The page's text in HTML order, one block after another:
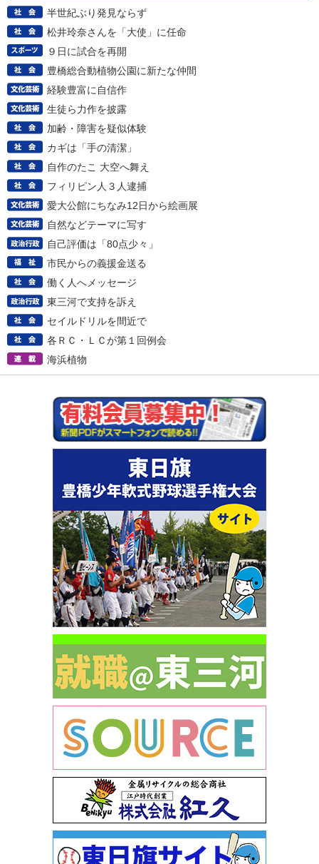
半世紀ぶり発見ならず
松井玲奈さんを「大使」に任命
９日に試合を再開
豊橋総合動植物公園に新たな仲間
経験豊富に自信作
生徒ら力作を披露
加齢・障害を疑似体験
カギは「手の清潔」
自作のたこ 大空へ舞え
フィリピン人３人逮捕
愛大公館にちなみ12日から絵画展
自然などテーマに写す
自己評価は「80点少々」
市民からの義援金送る
働く人へメッセージ
東三河で支持を訴え
セイルドリルを間近で
各ＲＣ・ＬＣが第１回例会
海浜植物